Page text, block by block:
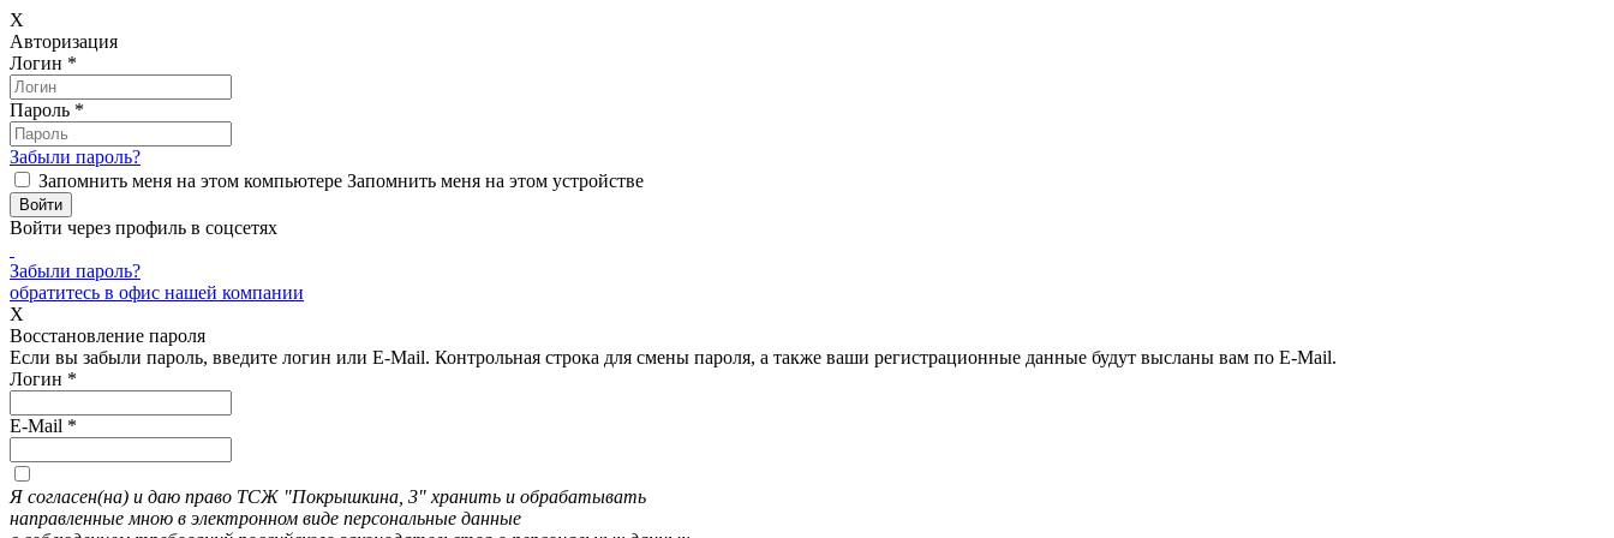
X
Авторизация
Логин *
Пароль *
Забыли пароль?
Запомнить меня на этом компьютере Запомнить меня на этом устройстве
Войти через профиль в соцсетях
Забыли пароль?
обратитесь в офис нашей компании
X
Восстановление пароля
Если вы забыли пароль, введите логин или E-Mail. Контрольная строка для смены пароля, а также ваши регистрационные данные будут высланы вам по E-Mail.
Логин *
E-Mail *
Я согласен(на) и даю право ТСЖ "Покрышкина, 3" хранить и обрабатывать
направленные мною в электронном виде персональные данные